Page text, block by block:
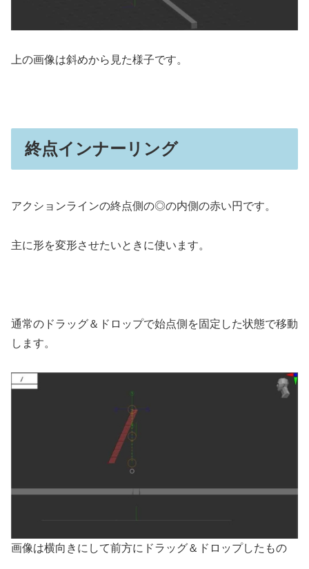
上の画像は斜めから見た様子です。
終点インナーリング
アクションラインの終点側の◎の内側の赤い円です。
主に形を変形させたいときに使います。
通常のドラッグ＆ドロップで始点側を固定した状態で移動
します。
画像は横向きにして前方にドラッグ＆ドロップしたもの